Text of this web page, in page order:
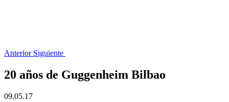
Anterior Siguiente
20 años de Guggenheim Bilbao
09.05.17